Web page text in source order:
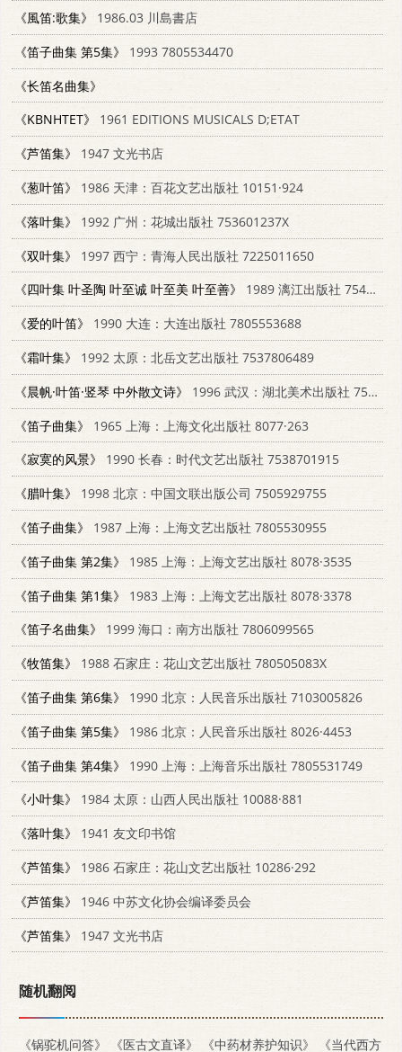
《風笛:歌集》
1986.03 川島書店
《笛子曲集 第5集》
1993 7805534470
《长笛名曲集》
《KBNHTET》
1961 EDITIONS MUSICALS D;ETAT
《芦笛集》
1947 文光书店
《葱叶笛》
1986 天津：百花文艺出版社 10151·924
《落叶集》
1992 广州：花城出版社 753601237X
《双叶集》
1997 西宁：青海人民出版社 7225011650
《四叶集 叶圣陶 叶至诚 叶至美 叶至善》
1989 漓江出版社 7540704985
《爱的叶笛》
1990 大连：大连出版社 7805553688
《霜叶集》
1992 太原：北岳文艺出版社 7537806489
《晨帆·叶笛·竖琴 中外散文诗》
1996 武汉：湖北美术出版社 7539405341
《笛子曲集》
1965 上海：上海文化出版社 8077·263
《寂寞的风景》
1990 长春：时代文艺出版社 7538701915
《腊叶集》
1998 北京：中国文联出版公司 7505929755
《笛子曲集》
1987 上海：上海文艺出版社 7805530955
《笛子曲集 第2集》
1985 上海：上海文艺出版社 8078·3535
《笛子曲集 第1集》
1983 上海：上海文艺出版社 8078·3378
《笛子名曲集》
1999 海口：南方出版社 7806099565
《牧笛集》
1988 石家庄：花山文艺出版社 780505083X
《笛子曲集 第6集》
1990 北京：人民音乐出版社 7103005826
《笛子曲集 第5集》
1986 北京：人民音乐出版社 8026·4453
《笛子曲集 第4集》
1990 上海：上海音乐出版社 7805531749
《小叶集》
1984 太原：山西人民出版社 10088·881
《落叶集》
1941 友文印书馆
《芦笛集》
1986 石家庄：花山文艺出版社 10286·292
《芦笛集》
1946 中苏文化协会编译委员会
《芦笛集》
1947 文光书店
随机翻阅
《锅驼机问答》 《医古文直译》 《中药材养护知识》 《当代西方